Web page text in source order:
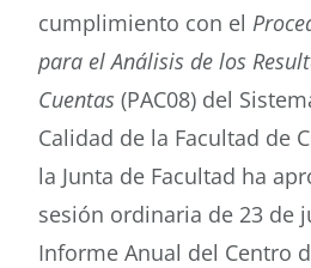
Buscar
cumplimiento con el
para el Análisis de los
Cuentas (PAC08) del
Calidad de la Facultad de
la Junta de Facultad ha
sesión ordinaria de 23 de
Informe Anual del Centro